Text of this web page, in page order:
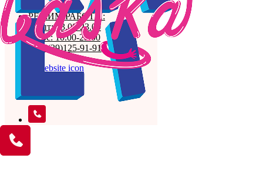
РЕЖИМ РАБОТЫ:
пн-пт: 13.00-23.00
сб, вс: 10.00-23.00
+375(29)125-91-91